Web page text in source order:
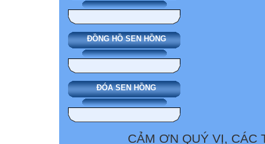
ĐỒNG HỒ SEN HỒNG
ĐÓA SEN HỒNG
CẢM ƠN QUÝ VỊ, CÁC